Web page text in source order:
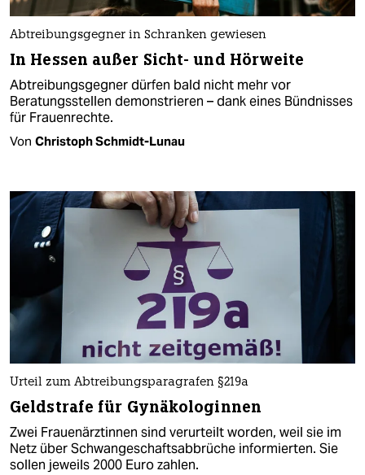
Abtreibungsgegner in Schranken gewiesen
In Hessen außer Sicht- und Hörweite
Abtreibungsgegner dürfen bald nicht mehr vor
Beratungsstellen demonstrieren – dank eines Bündnisses
für Frauenrechte.
Von Christoph Schmidt-Lunau
Urteil zum Abtreibungsparagrafen §219a
Geldstrafe für Gynäkologinnen
Zwei Frauenärztinnen sind verurteilt worden, weil sie im
Netz über Schwangeschaftsabbrüche informierten. Sie
sollen jeweils 2000 Euro zahlen.